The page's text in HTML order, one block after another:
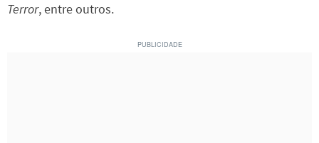
Terror, entre outros.